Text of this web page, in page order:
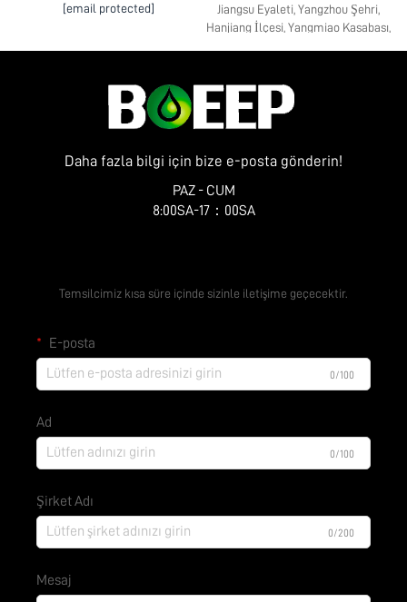
[email protected]
Jiangsu Eyaleti, Yangzhou Şehri,
Hanjiang İlçesi, Yangmiao Kasabası,
Daha fazla bilgi için bize e-posta gönderin!
PAZ - CUM
8:00SA-17：00SA
Temsilcimiz kısa süre içinde sizinle iletişime geçecektir.
E-posta
0/100
Ad
0/100
Şirket Adı
0/200
Mesaj